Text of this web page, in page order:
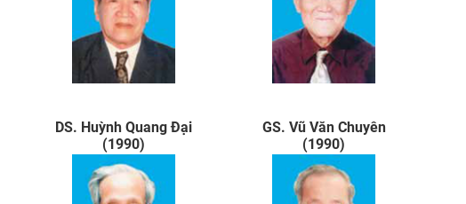
DS. Huỳnh Quang Đại
(1990)
GS. Vũ Văn Chuyên
(1990)